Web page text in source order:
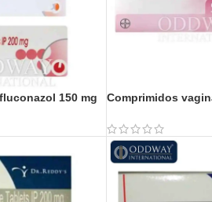
150 mg Comprimidos